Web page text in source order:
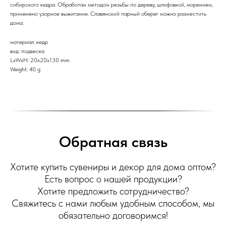
сибирского кедра. Обработан методом резьбы по дереву, шлифовкой, морением,
применено узорное выжигание. Славянский парный оберег можно разместить
дома.
материал: кедр
вид: подвеска
LxWxH: 20x20x130 mm
Weight: 40 g
Обратная связь
Хотите купить сувениры и декор для дома оптом?
Есть вопрос о нашей продукции?
Хотите предложить сотрудничество?
Свяжитесь с нами любым удобным способом, мы
обязательно договоримся!